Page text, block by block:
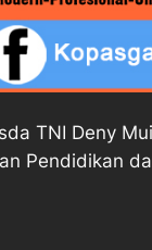
TNI Deny
Pendidikan